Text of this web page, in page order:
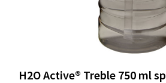
H2O Active® Treble 750 ml